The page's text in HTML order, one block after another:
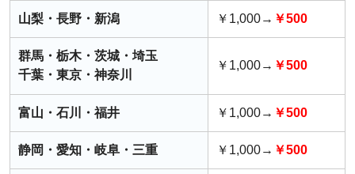
山梨・長野・新潟 ￥1,000→ ￥500
群馬・栃木・茨城・埼玉
千葉・東京・神奈川
￥1,000→ ￥500
富山・石川・福井 ￥1,000→ ￥500
静岡・愛知・岐阜・三重 ￥1,000→ ￥500